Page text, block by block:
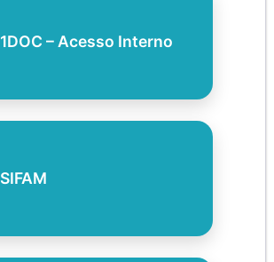
1DOC – Acesso Interno
SIFAM